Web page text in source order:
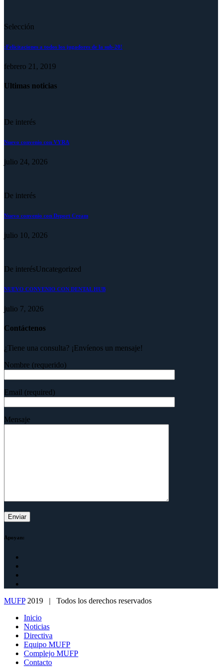
Selección
¡Felicitaciones a todos los jugadores de la sub-20!
febrero 21, 2019
Ultimas noticias
De interés
Nuevo convenio con VYRA
julio 24, 2026
De interés
Nuevo convenio con Deport Cream
julio 10, 2026
De interésUncategorized
NUEVO CONVENIO CON DENTAL HUB
julio 7, 2026
Contáctenos
¿Tiene una consulta? ¡Envíenos un mensaje!
Nombre (requerido)
Email (required)
Mensaje
Apoyan:
MUFP2019 | Todos los derechos reservados
Inicio
Noticias
Directiva
Equipo MUFP
Complejo MUFP
Contacto